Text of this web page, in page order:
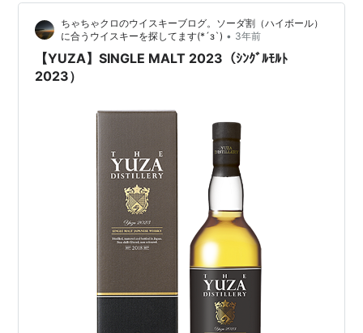
のアクセントが好きなちゃちゃクロには結構楽しみなボ
トルで…ちゃちゃクロのウイスキーブログ。ソーダ割（ハイボール）
に合うウイスキーを探してます(*´з`) • 3年前
【YUZA】SINGLE MALT 2023（ｼﾝｸﾞﾙﾓﾙﾄ
2023）